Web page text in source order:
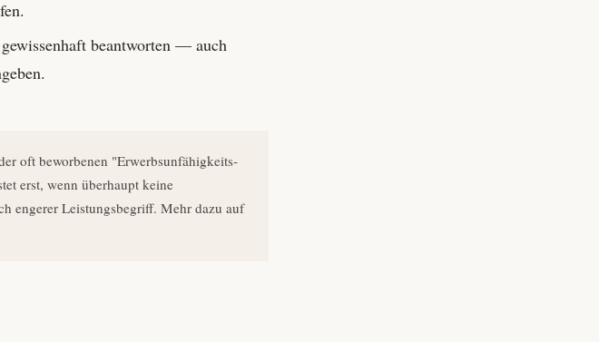
beantworten — auch
oft beworbenen "Erwerbsunfähigkeits­
erst, wenn überhaupt keine
engerer Leistungs­begriff. Mehr dazu auf